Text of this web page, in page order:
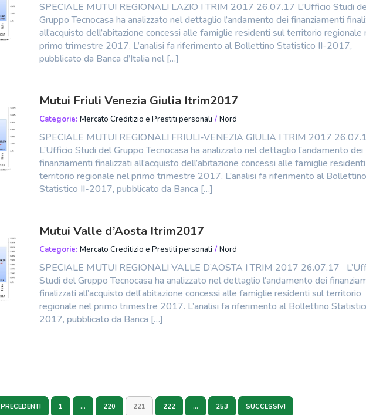
SPECIALE MUTUI REGIONALI LAZIO I TRIM 2017 26.07.17 L’Ufficio Studi
Gruppo Tecnocasa ha analizzato nel dettaglio l’andamento dei finanziamenti
all’acquisto dell’abitazione concessi alle famiglie residenti sul territorio regionale
primo trimestre 2017. L’analisi fa riferimento al Bollettino Statistico II-2017,
pubblicato da Banca d’Italia nel […]
Mutui Friuli Venezia Giulia Itrim2017
Categorie: Mercato Creditizio e Prestiti personali / Nord
SPECIALE MUTUI REGIONALI FRIULI-VENEZIA GIULIA I TRIM 2017
L’Ufficio Studi del Gruppo Tecnocasa ha analizzato nel dettaglio l’andamento dei
finanziamenti finalizzati all’acquisto dell’abitazione concessi alle famiglie
territorio regionale nel primo trimestre 2017. L’analisi fa riferimento al Bollettino
Statistico II-2017, pubblicato da Banca […]
Mutui Valle d’Aosta Itrim2017
Categorie: Mercato Creditizio e Prestiti personali / Nord
SPECIALE MUTUI REGIONALI VALLE D’AOSTA I TRIM 2017 26.07.17
Studi del Gruppo Tecnocasa ha analizzato nel dettaglio l’andamento dei
finalizzati all’acquisto dell’abitazione concessi alle famiglie residenti sul territorio
regionale nel primo trimestre 2017. L’analisi fa riferimento al Bollettino
2017, pubblicato da Banca […]
PRECEDENTI 1 … 220 221 222 … 253 SUCCESSIVI